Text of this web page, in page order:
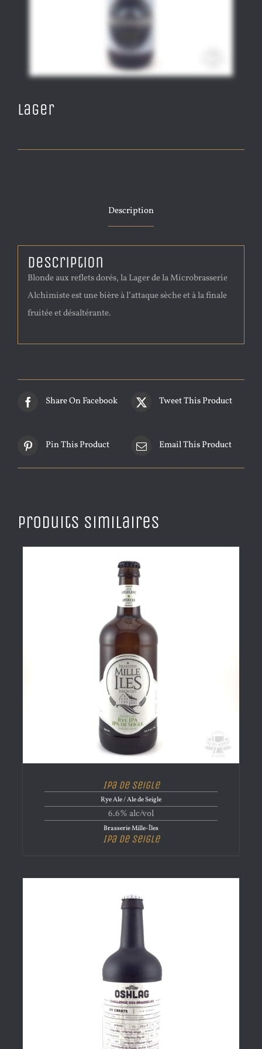
Lager
Description
Description
Blonde aux reflets dorés, la Lager de la Microbrasserie
Alchimiste est une bière à l’attaque sèche et à la finale
fruitée et désaltérante.
Share On Facebook Tweet This Product
Pin This Product Email This Product
Produits similaires
Ipa de Seigle
Rye Ale / Ale de Seigle
6.6% alc/vol
Brasserie Mille-Îles
Ipa de Seigle